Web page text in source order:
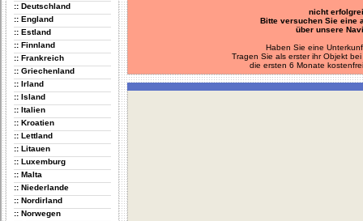
:: Deutschland
:: England
:: Estland
:: Finnland
:: Frankreich
:: Griechenland
:: Irland
:: Island
:: Italien
:: Kroatien
:: Lettland
:: Litauen
:: Luxemburg
:: Malta
:: Niederlande
:: Nordirland
:: Norwegen
nicht
Bitte versuchen Sie eine
über unsere
Haben Sie eine
Tragen Sie als erster ihr Objekt
die ersten 6 Monate